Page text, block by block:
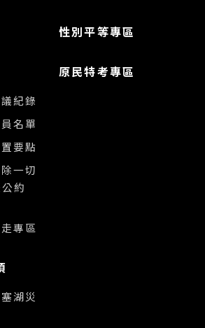
性別平等專區
紀錄
名單
要點
一切
約
專區
原民特考專區
湖災